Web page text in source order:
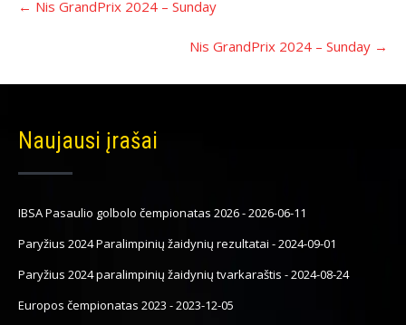
navigacija
← Nis GrandPrix 2024 – Sunday
Nis GrandPrix 2024 – Sunday →
Naujausi įrašai
IBSA Pasaulio golbolo čempionatas 2026-2026-06-11
Paryžius 2024 Paralimpinių žaidynių rezultatai -2024-09-01
Paryžius 2024 paralimpinių žaidynių tvarkaraštis -2024-08-24
Europos čempionatas 2023 -2023-12-05